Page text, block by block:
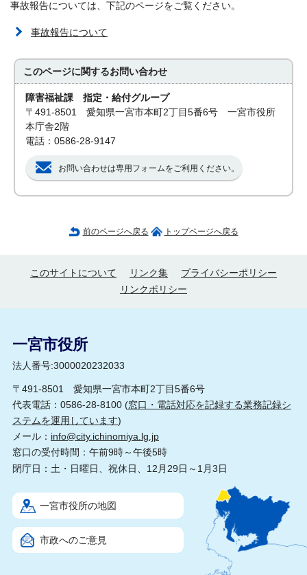
事故報告については、下記のページをご覧ください。
事故報告について
このページに関するお問い合わせ
障害福祉課 指定・給付グループ
〒491-8501 愛知県一宮市本町2丁目5番6号 一宮市役所
本庁舎2階
電話：0586-28-9147
お問い合わせは専用フォームをご利用ください。
前のページへ戻る トップページへ戻る
このサイトについて リンク集
プライバシーポリシー
リンクポリシー
一宮市役所
法人番号:3000020232033
〒491-8501 愛知県一宮市本町2丁目5番6号
代表電話：0586-28-8100 (窓口・電話対応を記録する業務記録シ
ステムを運用しています)
メール： info@city.ichinomiya.lg.jp
窓口の受付時間：午前9時～午後5時
閉庁日：土・日曜日、祝休日、12月29日～1月3日
一宮市役所の地図
市政へのご意見